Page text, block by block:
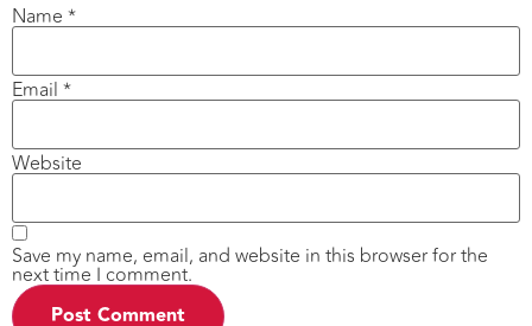
Name *
Email *
Website
Save my name, email, and website in this browser for the
next time I comment.